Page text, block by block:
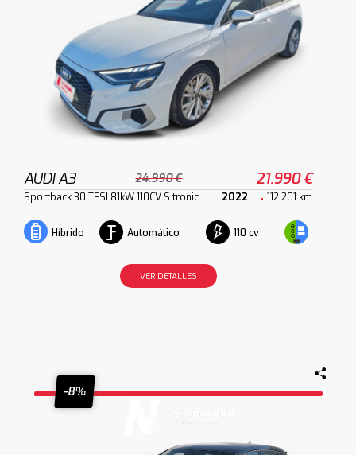
AUDI A3 24.990 € 21.990 €
Sportback 30 TFSI 81kW 110CV S tronic 2022 112.201 km
Híbrido Automático 110 cv
VER DETALLES
-8%